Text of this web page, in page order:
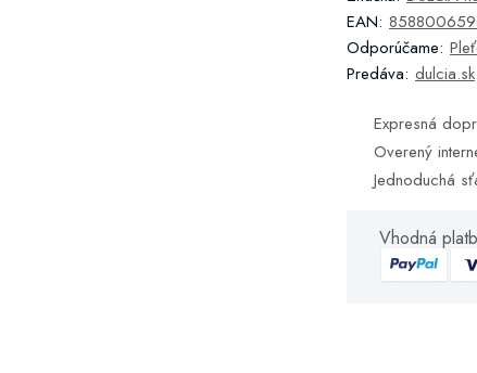
EAN:
Odporúčame:
Predáva: dulcia.sk
Expresná
Overený
Jednoduchá
Vhodná